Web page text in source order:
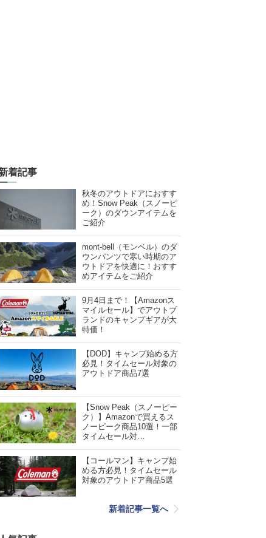
着記事
秋冬のアウトドアにおすす
め！Snow Peak（スノーピ
ーク）のダウンアイテムを
ご紹介
mont-bell（モンベル）のダ
ウンパンツで寒い時期のア
ウトドアを快適に！おすす
めアイテムをご紹介
9月4日まで！【Amazonス
マイルセール】でアウトブ
ランドのキャンプギアが大
特価！
【DOD】キャンプ始める方
必見！タイムセール対象の
アウトドア商品7選
【Snow Peak（スノーピー
ク）】Amazonで買えるス
ノーピーク商品10選！一部
タイムセール対…
【コールマン】キャンプ始
める方必見！タイムセール
対象のアウトドア商品5選
新着記事一覧へ